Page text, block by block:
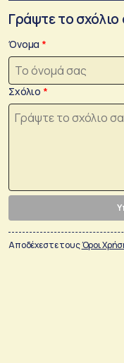
Γράψτε το σχόλιο
Όνομα
Σχόλιο
Αποδέχεστε τουςΌροι